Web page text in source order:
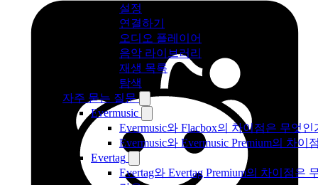
설정
연결하기
오디오 플레이어
음악 라이브러리
재생 목록
탐색
자주 묻는 질문
Evermusic
Evermusic와 Flacbox의 차이점은 무엇인
Evermusic와 Evermusic Premium의 차이
Evertag
Evertag와 Evertag Premium의 차이점은